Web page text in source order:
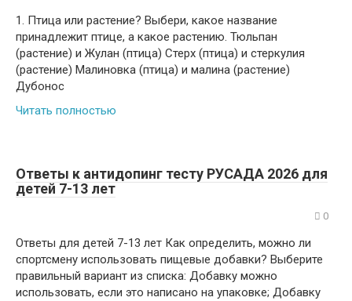
1. Птица или растение? Выбери, какое название
принадлежит птице, а какое растению. Тюльпан
(растение) и Жулан (птица) Стерх (птица) и стеркулия
(растение) Малиновка (птица) и малина (растение)
Дубонос
Читать полностью
Ответы к антидопинг тесту РУСАДА 2026 для
детей 7-13 лет
0
Ответы для детей 7-13 лет Как определить, можно ли
спортсмену использовать пищевые добавки? Выберите
правильный вариант из списка: Добавку можно
использовать, если это написано на упаковке; Добавку